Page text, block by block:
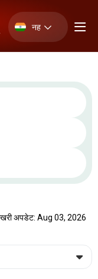
नह
अपडेट: Aug 03, 2026